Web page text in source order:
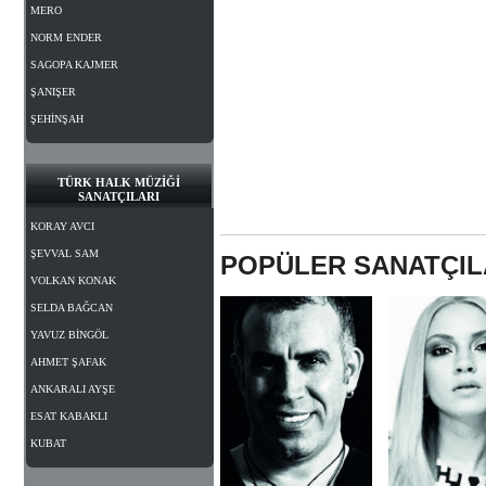
MERO
NORM ENDER
SAGOPA KAJMER
ŞANIŞER
ŞEHİNŞAH
TÜRK HALK MÜZİĞİ
SANATÇILARI
KORAY AVCI
ŞEVVAL SAM
VOLKAN KONAK
SELDA BAĞCAN
YAVUZ BİNGÖL
AHMET ŞAFAK
ANKARALI AYŞE
ESAT KABAKLI
KUBAT
POPÜLER